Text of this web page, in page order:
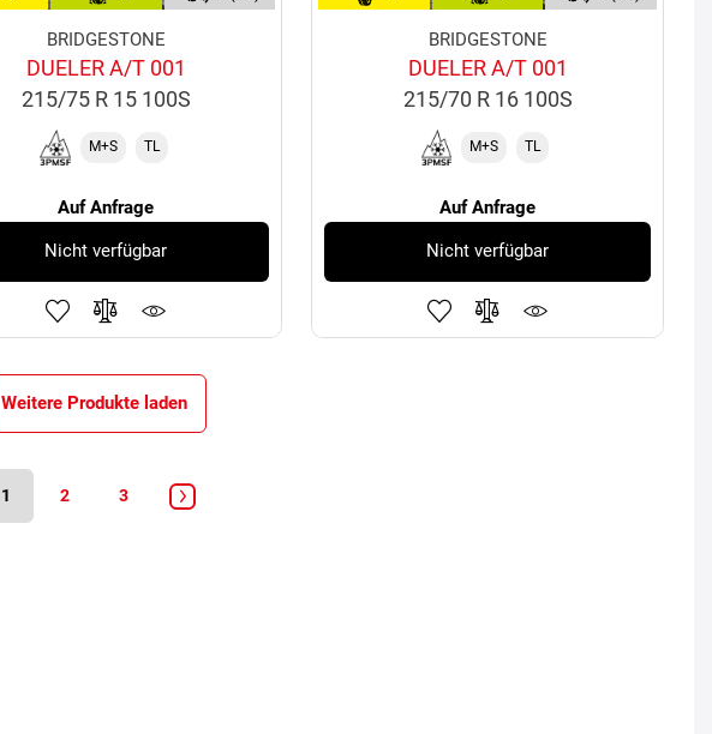
BRIDGESTONE
DUELER A/T 001
215/75 R 15 100S
M+S TL
Auf Anfrage
Nicht verfügbar
BRIDGESTONE
DUELER A/T 001
215/70 R 16 100S
M+S TL
Auf Anfrage
Nicht verfügbar
Weitere Produkte laden
1 2 3